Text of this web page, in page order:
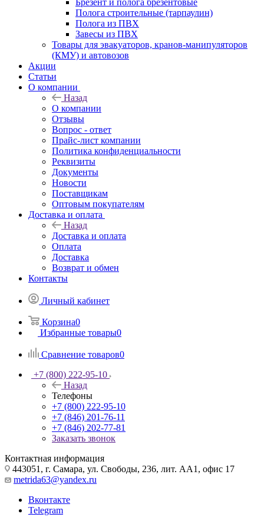
Брезент и полога брезентовые
Полога строительные (тарпаулин)
Полога из ПВХ
Завесы из ПВХ
Товары для эвакуаторов, кранов-манипуляторов
(КМУ) и автовозов
Акции
Статьи
О компании
Назад
О компании
Отзывы
Вопрос - ответ
Прайс-лист компании
Политика конфиденциальности
Реквизиты
Документы
Новости
Поставщикам
Оптовым покупателям
Доставка и оплата
Назад
Доставка и оплата
Оплата
Доставка
Возврат и обмен
Контакты
Личный кабинет
Корзина0
Избранные товары0
Сравнение товаров0
+7 (800) 222-95-10
Назад
Телефоны
+7 (800) 222-95-10
+7 (846) 201-76-11
+7 (846) 202-77-81
Заказать звонок
Контактная информация
443051, г. Самара, ул. Свободы, 236, лит. АА1, офис 17
metrida63@yandex.ru
Вконтакте
Telegram